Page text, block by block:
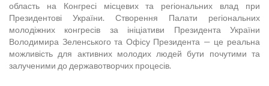
область на Конгресі місцевих та регіональних влад при
Президентові України. Створення Палати регіональних
молодіжних конгресів за ініціативи Президента України
Володимира Зеленського та Офісу Президента — це реальна
можливість для активних молодих людей бути почутими та
залученими до державотворчих процесів.